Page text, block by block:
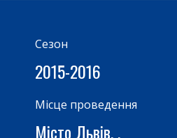
Cезон
2015-2016
Місце проведення
Місто Львів, ,